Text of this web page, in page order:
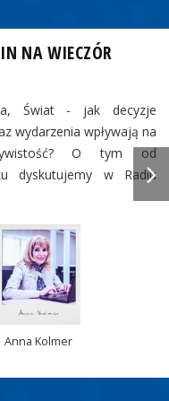
NA WIECZÓR
Świat - jak decyzje
wydarzenia wpływają na
O tym od
dyskutujemy w Radiu
Anna Kolmer